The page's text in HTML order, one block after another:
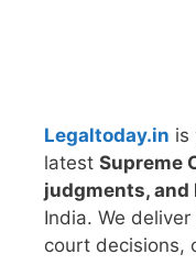
Legaltoday.in is
latest Supreme
judgments, and
India. We
court decisions,